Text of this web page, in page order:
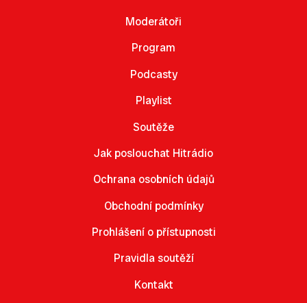
Moderátoři
Program
Podcasty
Playlist
Soutěže
Jak poslouchat Hitrádio
Ochrana osobních údajů
Obchodní podmínky
Prohlášení o přístupnosti
Pravidla soutěží
Kontakt